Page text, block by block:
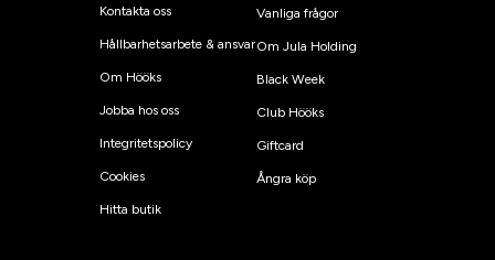
Kontakta oss
Hållbarhetsarbete & ansvar
Om Hööks
Jobba hos oss
Integritetspolicy
Cookies
Hitta butik
Vanliga frågor
Om Jula Holding
Black Week
Club Hööks
Giftcard
Ångra köp